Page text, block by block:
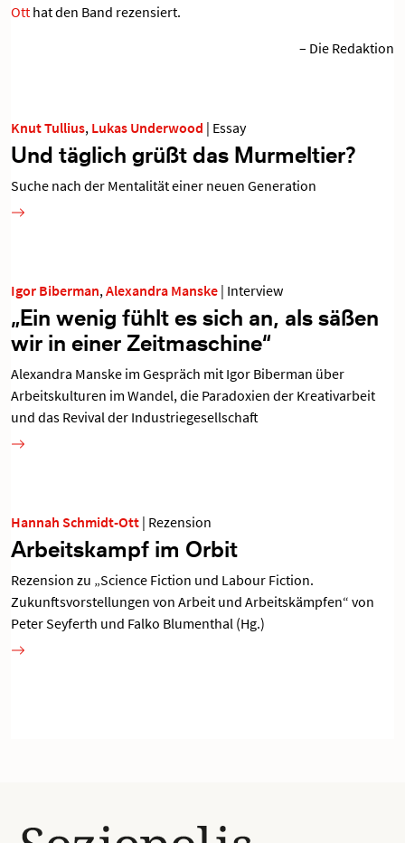
Ott hat den Band rezensiert.
– Die Redaktion
Knut Tullius, Lukas Underwood | Essay
Und täglich grüßt das Murmeltier?
Suche nach der Mentalität einer neuen Generation
Igor Biberman, Alexandra Manske | Interview
„Ein wenig fühlt es sich an, als säßen
wir in einer Zeitmaschine“
Alexandra Manske im Gespräch mit Igor Biberman über
Arbeitskulturen im Wandel, die Paradoxien der Kreativarbeit
und das Revival der Industriegesellschaft
Hannah Schmidt-Ott | Rezension
Arbeitskampf im Orbit
Rezension zu „Science Fiction und Labour Fiction.
Zukunftsvorstellungen von Arbeit und Arbeitskämpfen“ von
Peter Seyferth und Falko Blumenthal (Hg.)